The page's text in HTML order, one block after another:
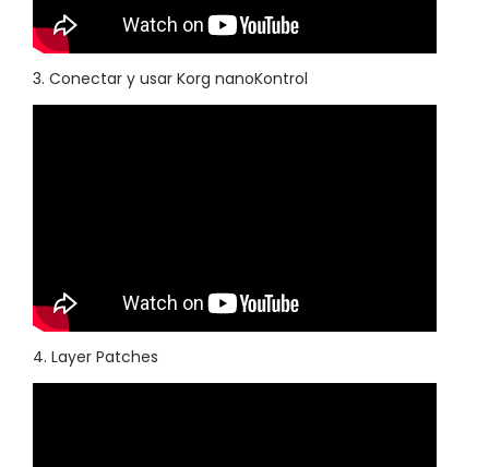
3. Conectar y usar Korg nanoKontrol
4. Layer Patches